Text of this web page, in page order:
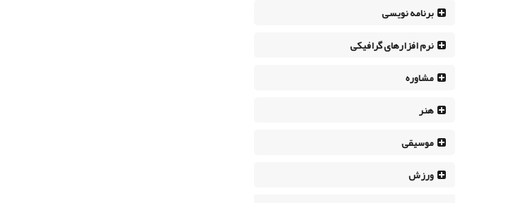
برنامه نویسی
نرم افزار‌های گرافیکی
مشاوره
هنر
موسیقی
ورزش